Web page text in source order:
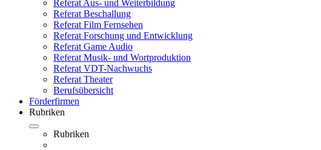
Referat Aus- und Weiterbildung
Referat Beschallung
Referat Film Fernsehen
Referat Forschung und Entwicklung
Referat Game Audio
Referat Musik- und Wortproduktion
Referat VDT-Nachwuchs
Referat Theater
Berufsübersicht
Förderfirmen
Rubriken
Rubriken